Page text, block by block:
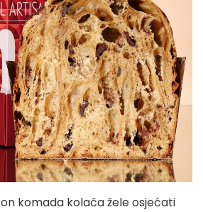
komada kolača žele osjećati